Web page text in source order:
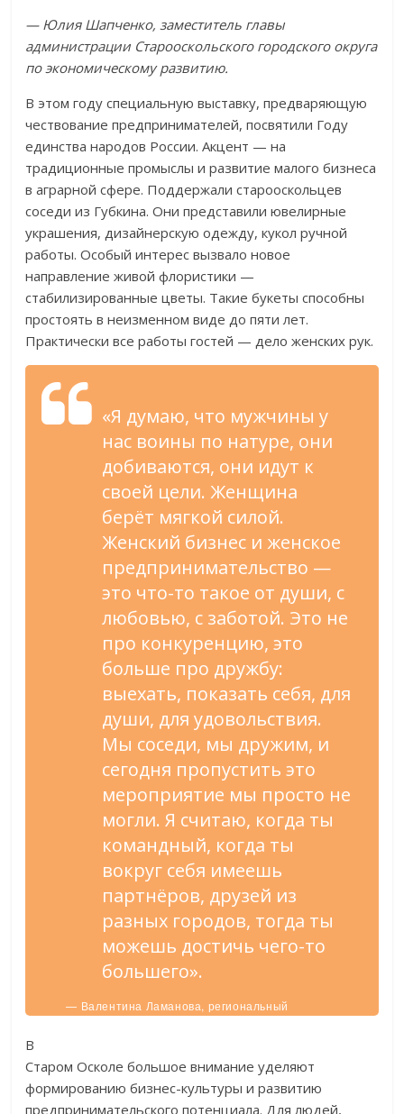
— Юлия Шапченко, заместитель главы
администрации Старооскольского городского округа
по экономическому развитию.
В этом году специальную выставку, предваряющую
чествование предпринимателей, посвятили Году
единства народов России. Акцент — на
традиционные промыслы и развитие малого бизнеса
в аграрной сфере. Поддержали старооскольцев
соседи из Губкина. Они представили ювелирные
украшения, дизайнерскую одежду, кукол ручной
работы. Особый интерес вызвало новое
направление живой флористики —
стабилизированные цветы. Такие букеты способны
простоять в неизменном виде до пяти лет.
Практически все работы гостей — дело женских рук.
«Я думаю, что мужчины у
нас воины по натуре, они
добиваются, они идут к
своей цели. Женщина
берёт мягкой силой.
Женский бизнес и женское
предпринимательство —
это что-то такое от души, с
любовью, с заботой. Это не
про конкуренцию, это
больше про дружбу:
выехать, показать себя, для
души, для удовольствия.
Мы соседи, мы дружим, и
сегодня пропустить это
мероприятие мы просто не
могли. Я считаю, когда ты
командный, когда ты
вокруг себя имеешь
партнёров, друзей из
разных городов, тогда ты
можешь достичь чего-то
большего».
— Валентина Ламанова, региональный
руководитель клуба женщин предпринимателей
В
Старом Осколе большое внимание уделяют
формированию бизнес-культуры и развитию
предпринимательского потенциала. Для людей,